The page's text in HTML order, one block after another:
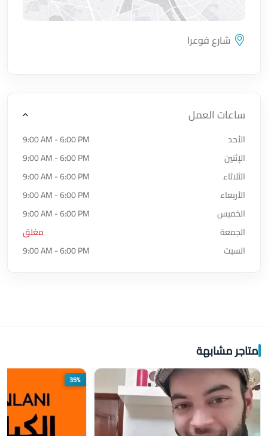
شارع فوعرا
ساعات العمل
الأحد
9:00 AM - 6:00 PM
الإثنين
9:00 AM - 6:00 PM
الثلاثاء
9:00 AM - 6:00 PM
الأربعاء
9:00 AM - 6:00 PM
الخميس
9:00 AM - 6:00 PM
الجمعة
مغلق
السبت
9:00 AM - 6:00 PM
متاجر مشابهة
35%